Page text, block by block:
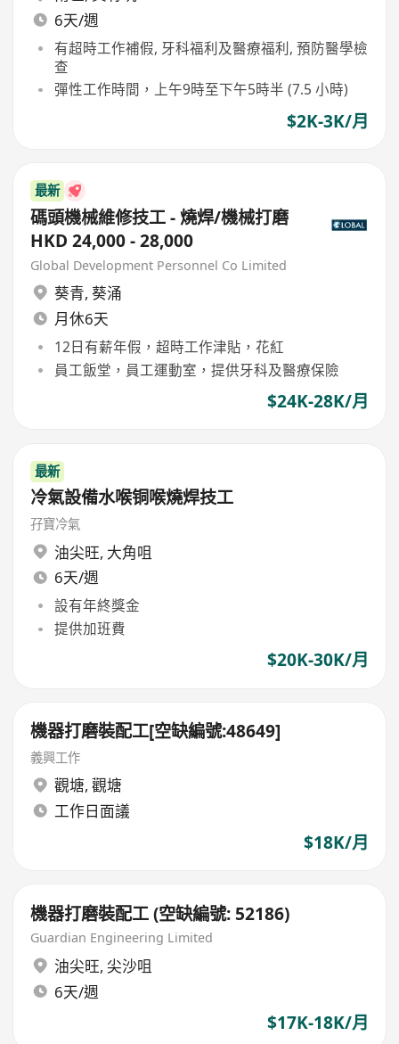
6天/週
有超時工作補假, 牙科福利及醫療福利, 預防醫學檢
查
彈性工作時間，上午9時至下午5時半 (7.5 小時)
$2K-3K/月
最新
碼頭機械維修技工 - 燒焊/機械打磨
HKD 24,000 - 28,000
Global Development Personnel Co Limited
葵青, 葵涌
月休6天
12日有薪年假，超時工作津貼，花紅
員工飯堂，員工運動室，提供牙科及醫療保險
$24K-28K/月
最新
冷氣設備水喉铜喉燒焊技工
孖寶冷氣
油尖旺, 大角咀
6天/週
設有年終獎金
提供加班費
$20K-30K/月
機器打磨裝配工[空缺編號:48649]
義興工作
觀塘, 觀塘
工作日面議
$18K/月
機器打磨裝配工 (空缺編號: 52186)
Guardian Engineering Limited
油尖旺, 尖沙咀
6天/週
$17K-18K/月